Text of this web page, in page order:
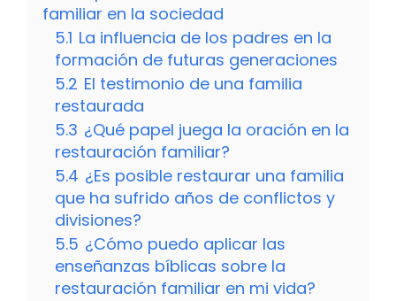
familiar en la sociedad
5.1 La influencia de los padres en la
formación de futuras generaciones
5.2 El testimonio de una familia
restaurada
5.3 ¿Qué papel juega la oración en la
restauración familiar?
5.4 ¿Es posible restaurar una familia
que ha sufrido años de conflictos y
divisiones?
5.5 ¿Cómo puedo aplicar las
enseñanzas bíblicas sobre la
restauración familiar en mi vida?